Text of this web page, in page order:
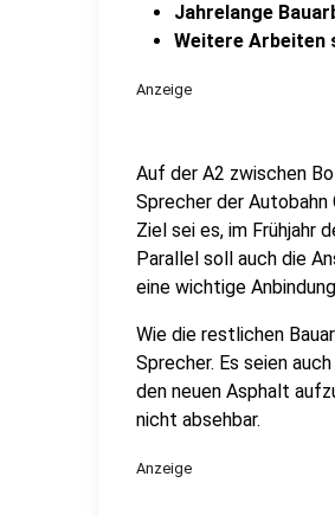
Jahrelange
Weitere Arbeiten
Anzeige
Auf der A2 zwischen
Sprecher der
Ziel sei es, im Frühjahr
Parallel soll auch die
eine wichtige
Wie die restlichen
Sprecher. Es seien
den neuen Asphalt
nicht absehbar.
Anzeige